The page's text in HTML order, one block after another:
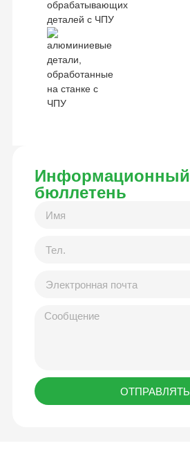
Информационный
бюллетень
ОТПРАВЛЯТЬ